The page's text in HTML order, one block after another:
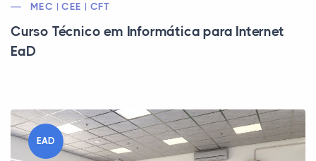
MEC | CEE | CFT
Curso Técnico em Informática para Internet
EaD
EAD